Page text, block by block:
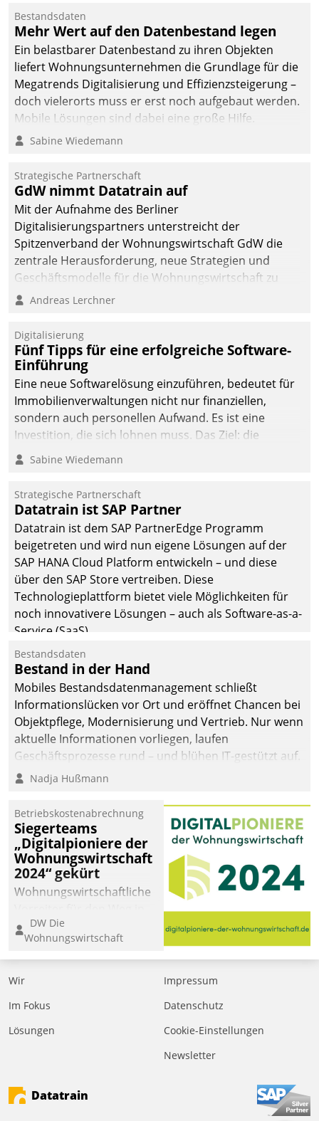
Bestandsdaten
Mehr Wert auf den Datenbestand legen
Ein belastbarer Datenbestand zu ihren Objekten
liefert Wohnungsunternehmen die Grundlage für die
Megatrends Digitalisierung und Effizienzsteigerung –
doch vielerorts muss er erst noch aufgebaut werden.
Mobile Lösungen sind dabei eine große Hilfe.
Sabine Wiedemann
Strategische Partnerschaft
GdW nimmt Datatrain auf
Mit der Aufnahme des Berliner
Digitalisierungspartners unterstreicht der
Spitzenverband der Wohnungswirtschaft GdW die
zentrale Herausforderung, neue Strategien und
Geschäftsmodelle für die Wohnungswirtschaft zu
entwickeln.
Andreas Lerchner
Digitalisierung
Fünf Tipps für eine erfolgreiche Software-
Einführung
Eine neue Softwarelösung einzuführen, bedeutet für
Immobilienverwaltungen nicht nur finanziellen,
sondern auch personellen Aufwand. Es ist eine
Investition, die sich lohnen muss. Das Ziel: die
nachhaltige Optimierung der Geschäftsabläufe. Damit
dieses Ziel erreicht wird, sollten einige Grundregeln
Sabine Wiedemann
Strategische Partnerschaft
Datatrain ist SAP Partner
Datatrain ist dem SAP PartnerEdge Programm
beigetreten und wird nun eigene Lösungen auf der
SAP HANA Cloud Platform entwickeln – und diese
über den SAP Store vertreiben. Diese
Technologieplattform bietet viele Möglichkeiten für
noch innovativere Lösungen – auch als Software-as-a-
Service (SaaS).
Bestandsdaten
Bestand in der Hand
Mobiles Bestandsdatenmanagement schließt
Informationslücken vor Ort und eröffnet Chancen bei
Objektpflege, Modernisierung und Vertrieb. Nur wenn
aktuelle Informationen vorliegen, laufen
Geschäftsprozesse rund – und blühen IT-gestützt auf.
Nadja Hußmann
Betriebskostenabrechnung
Siegerteams
„Digitalpioniere der
Wohnungswirtschaft
2024“ gekürt
Wohnungswirtschaftliche
eine digitale Zukunft zu
finden, ist das Ziel des
Awards „Digitalpioniere
der
Bewerben können sich
dafür ein Team
DW Die
Wohnungswirtschaft
Wir
Im Fokus
Lösungen
Impressum
Datenschutz
Cookie-Einstellungen
Newsletter
Datatrain